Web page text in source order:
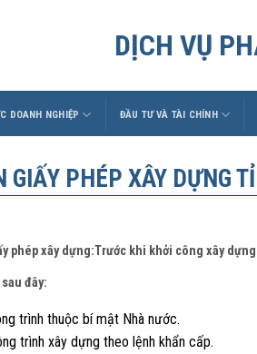
DỊCH VỤ
DOANH NGHIỆP ĐẦU TƯ VÀ TÀI CHÍNH
GIẤY PHÉP XÂY DỰNG
phép xây dựng:Trước khi khởi công xây
đây:
trình thuộc bí mật Nhà nước.
trình xây dựng theo lệnh khẩn cấp.